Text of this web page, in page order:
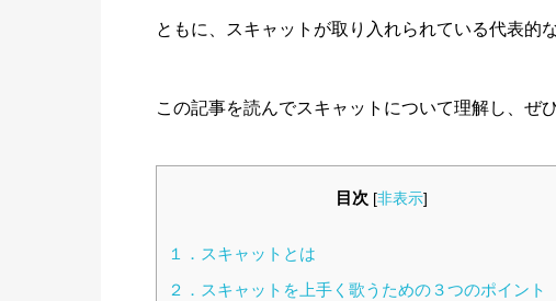
ともに、スキャットが取り入れられている代表的
この記事を読んでスキャットについて理解し、ぜ
目次 [非表示]
１．スキャットとは
２．スキャットを上手く歌うための３つのポイント